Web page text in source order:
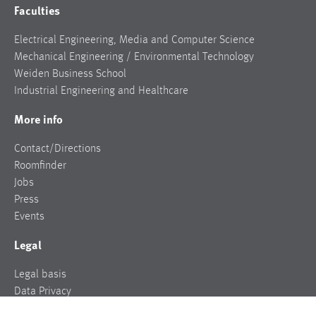
Faculties
Electrical Engineering, Media and Computer Science
Mechanical Engineering / Environmental Technology
Weiden Business School
Industrial Engineering and Healthcare
More info
Contact/Directions
Roomfinder
Jobs
Press
Events
Legal
Legal basis
Data Privacy